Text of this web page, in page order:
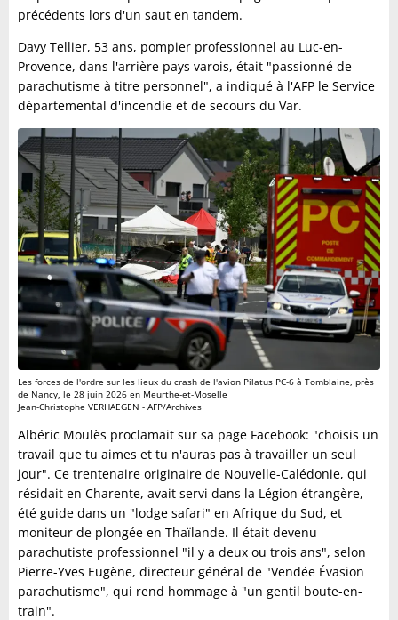
précédents lors d'un saut en tandem.
Davy Tellier, 53 ans, pompier professionnel au Luc-en-
Provence, dans l'arrière pays varois, était "passionné de
parachutisme à titre personnel", a indiqué à l'AFP le Service
départemental d'incendie et de secours du Var.
Les forces de l'ordre sur les lieux du crash de l'avion Pilatus PC-6 à Tomblaine, près
de Nancy, le 28 juin 2026 en Meurthe-et-Moselle
Jean-Christophe VERHAEGEN - AFP/Archives
Albéric Moulès proclamait sur sa page Facebook: "choisis un
travail que tu aimes et tu n'auras pas à travailler un seul
jour". Ce trentenaire originaire de Nouvelle-Calédonie, qui
résidait en Charente, avait servi dans la Légion étrangère,
été guide dans un "lodge safari" en Afrique du Sud, et
moniteur de plongée en Thaïlande. Il était devenu
parachutiste professionnel "il y a deux ou trois ans", selon
Pierre-Yves Eugène, directeur général de "Vendée Évasion
parachutisme", qui rend hommage à "un gentil boute-en-
train".